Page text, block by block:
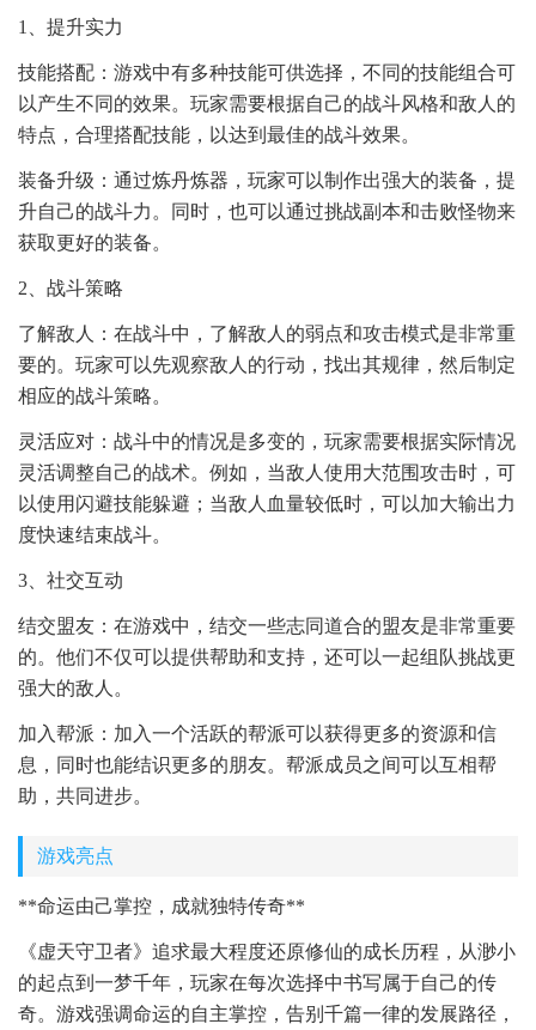
1、提升实力
技能搭配：游戏中有多种技能可供选择，不同的技能组合可
以产生不同的效果。玩家需要根据自己的战斗风格和敌人的
特点，合理搭配技能，以达到最佳的战斗效果。
装备升级：通过炼丹炼器，玩家可以制作出强大的装备，提
升自己的战斗力。同时，也可以通过挑战副本和击败怪物来
获取更好的装备。
2、战斗策略
了解敌人：在战斗中，了解敌人的弱点和攻击模式是非常重
要的。玩家可以先观察敌人的行动，找出其规律，然后制定
相应的战斗策略。
灵活应对：战斗中的情况是多变的，玩家需要根据实际情况
灵活调整自己的战术。例如，当敌人使用大范围攻击时，可
以使用闪避技能躲避；当敌人血量较低时，可以加大输出力
度快速结束战斗。
3、社交互动
结交盟友：在游戏中，结交一些志同道合的盟友是非常重要
的。他们不仅可以提供帮助和支持，还可以一起组队挑战更
强大的敌人。
加入帮派：加入一个活跃的帮派可以获得更多的资源和信
息，同时也能结识更多的朋友。帮派成员之间可以互相帮
助，共同进步。
游戏亮点
**命运由己掌控，成就独特传奇**
《虚天守卫者》追求最大程度还原修仙的成长历程，从渺小
的起点到一梦千年，玩家在每次选择中书写属于自己的传
奇。游戏强调命运的自主掌控，告别千篇一律的发展路径，